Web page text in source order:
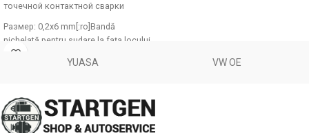
точечной контактной сварки
Размер: 0,2х6 mm[:ro]Bandă
nichelată pentru sudare la fața locului
Marimea: 0,2х6 mm[:]
YUASA VW OE